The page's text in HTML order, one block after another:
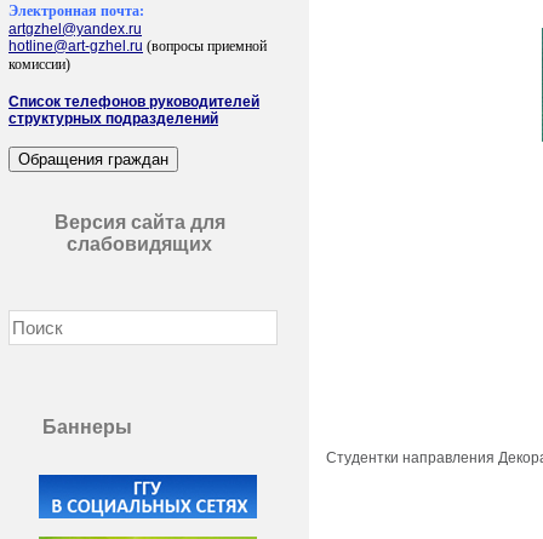
Электронная почта:
artgzhel@yandex.ru
hotline@art-gzhel.ru (вопросы приемной
комиссии)
Список телефонов руководителей
структурных подразделений
Версия сайта для
слабовидящих
Баннеры
Студентки направления